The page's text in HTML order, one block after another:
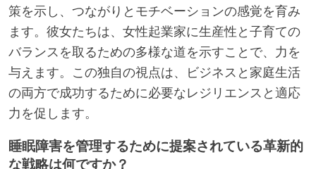
策を示し、つながりとモチベーションの感覚を育み
ます。彼女たちは、女性起業家に生産性と子育ての
バランスを取るための多様な道を示すことで、力を
与えます。この独自の視点は、ビジネスと家庭生活
の両方で成功するために必要なレジリエンスと適応
力を促します。
睡眠障害を管理するために提案されている革新的
な戦略は何ですか？